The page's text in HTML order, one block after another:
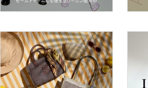
ベースメイク
メイクアップ
ネイル
ボディケア・オーラルケ